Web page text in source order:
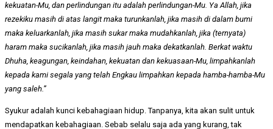
kekuatan-Mu, dan perlindungan itu adalah perlindungan-Mu. Ya Allah, jika
rezekiku masih di atas langit maka turunkanlah, jika masih di dalam bumi
maka keluarkanlah, jika masih sukar maka mudahkanlah, jika (ternyata)
haram maka sucikanlah, jika masih jauh maka dekatkanlah. Berkat waktu
Dhuha, keagungan, keindahan, kekuatan dan kekuasaan-Mu, limpahkanlah
kepada kami segala yang telah Engkau limpahkan kepada hamba-hamba-Mu
yang saleh.”
Syukur adalah kunci kebahagiaan hidup. Tanpanya, kita akan sulit untuk
mendapatkan kebahagiaan. Sebab selalu saja ada yang kurang, tak